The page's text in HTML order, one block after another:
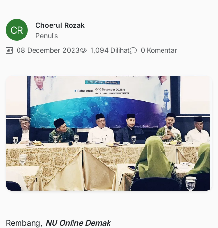
Choerul Rozak
Penulis
08 December 2023
1,094 Dilihat 0 Komentar
Rembang, NU OnlineDemak